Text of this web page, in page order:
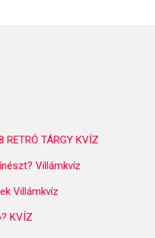
TÁRGY KVÍZ
Villámkvíz
Villámkvíz
KVÍZ